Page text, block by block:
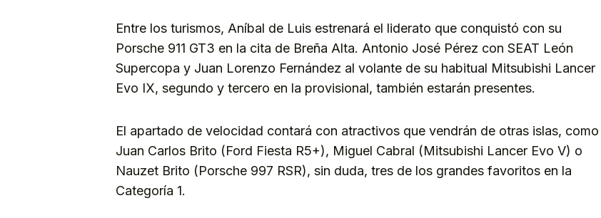
Entre los turismos, Aníbal de Luis estrenará el liderato que conquistó con su
Porsche 911 GT3 en la cita de Breña Alta. Antonio José Pérez con SEAT León
Supercopa y Juan Lorenzo Fernández al volante de su habitual Mitsubishi Lancer
Evo IX, segundo y tercero en la provisional, también estarán presentes.
El apartado de velocidad contará con atractivos que vendrán de otras islas, como
Juan Carlos Brito (Ford Fiesta R5+), Miguel Cabral (Mitsubishi Lancer Evo V) o
Nauzet Brito (Porsche 997 RSR), sin duda, tres de los grandes favoritos en la
Categoría 1.